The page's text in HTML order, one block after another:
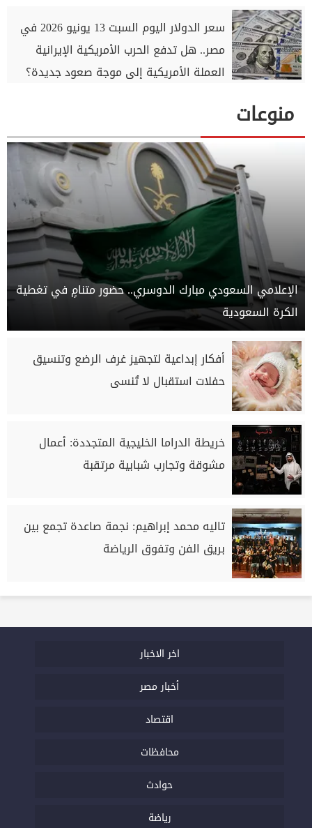
سعر الدولار اليوم السبت 13 يونيو 2026 في
مصر.. هل تدفع الحرب الأمريكية الإيرانية
العملة الأمريكية إلى موجة صعود جديدة؟
منوعات
الإعلامي السعودي مبارك الدوسري.. حضور متنامٍ في تغطية
الكرة السعودية
أفكار إبداعية لتجهيز غرف الرضع وتنسيق
حفلات استقبال لا تُنسى
خريطة الدراما الخليجية المتجددة: أعمال
مشوقة وتجارب شبابية مرتقبة
تاليه محمد إبراهيم: نجمة صاعدة تجمع بين
بريق الفن وتفوق الرياضة
اخر الاخبار
أخبار مصر
اقتصاد
محافظات
حوادث
رياضة